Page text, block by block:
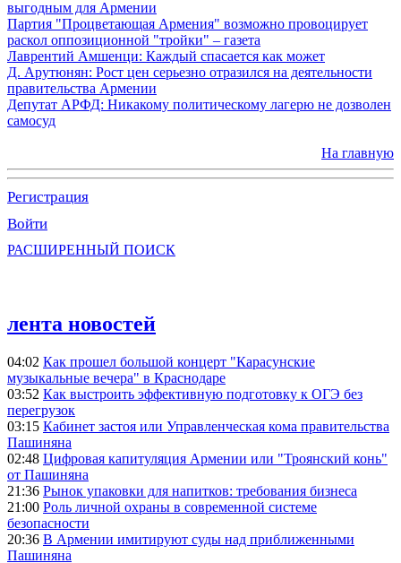
выгодным для Армении
Партия "Процветающая Армения" возможно провоцирует
раскол оппозиционной "тройки" – газета
Лаврентий Амшенци: Каждый спасается как может
Д. Арутюнян: Рост цен серьезно отразился на деятельности
правительства Армении
Депутат АРФД: Никакому политическому лагерю не дозволен
самосуд
На главную
Регистрация
Войти
РАСШИРЕННЫЙ ПОИСК
лента новостей
04:02 Как прошел большой концерт "Карасунские
музыкальные вечера" в Краснодаре
03:52 Как выстроить эффективную подготовку к ОГЭ без
перегрузок
03:15 Кабинет застоя или Управленческая кома правительства
Пашиняна
02:48 Цифровая капитуляция Армении или "Троянский конь"
от Пашиняна
21:36 Рынок упаковки для напитков: требования бизнеса
21:00 Роль личной охраны в современной системе
безопасности
20:36 В Армении имитируют суды над приближенными
Пашиняна